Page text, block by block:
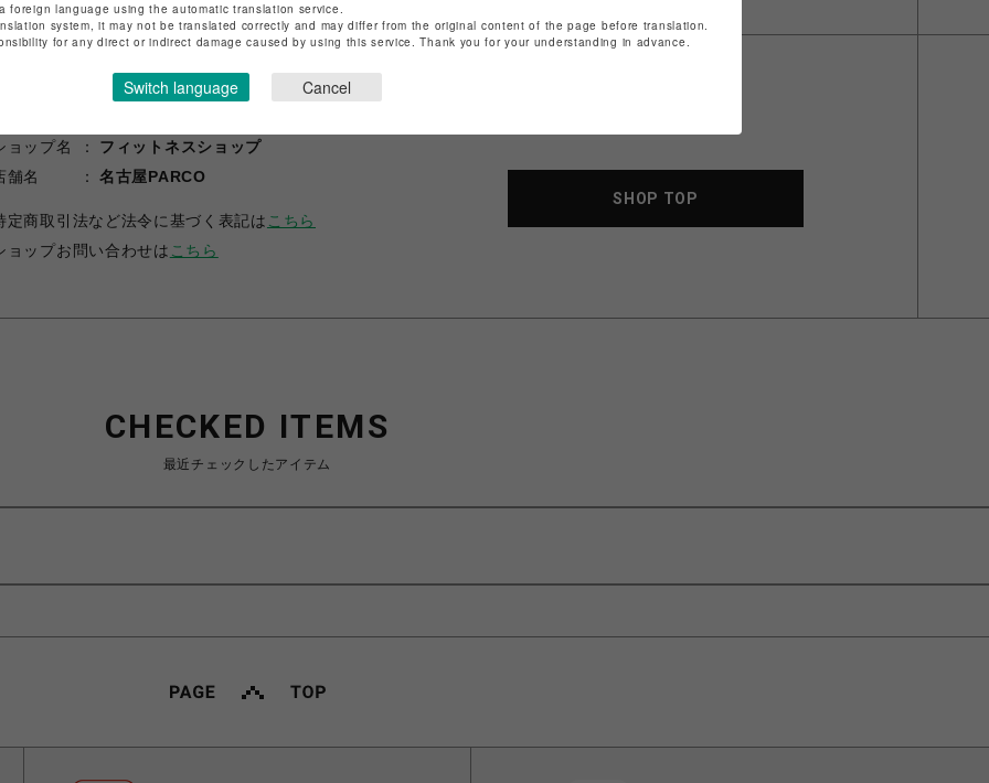
ョップ名
フィットネスショップ
舗名
名古屋PARCO
定商取引法など法令に基づく表記は こちら
ョップお問い合わせは こちら
SHOP TOP
CHECKED ITEMS
最近チェックしたアイテム
foreign language using the automatic translation service.
system, it may not be translated correctly and may differ from the original content of the page before translation.
for any direct or indirect damage caused by using this service. Thank you for your understanding in advance.
Switch language Cancel